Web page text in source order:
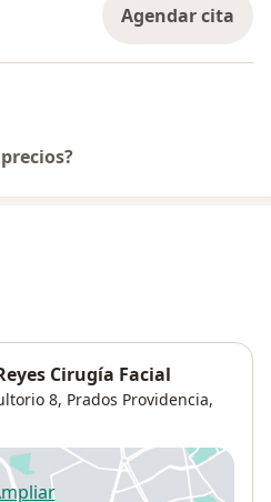
Agendar cita
Cirugía Facial
8, Prados Providencia,